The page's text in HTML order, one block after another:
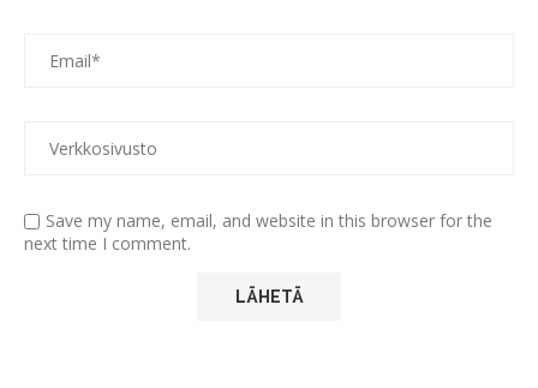
Save my name, email, and website in this browser for the
next time I comment.